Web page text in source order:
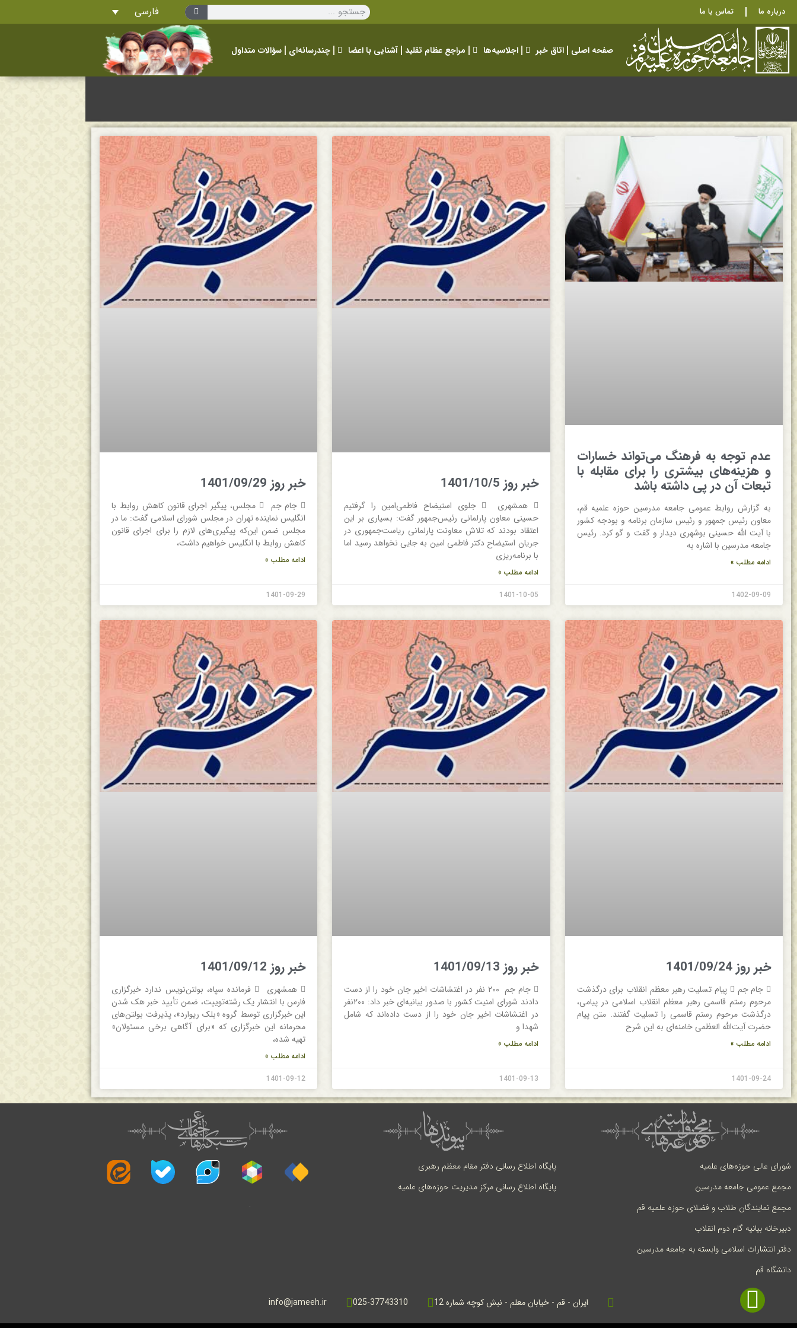
درباره ما تماس با ما فارسی
صفحه اصلی اتاق خبر اجلاسیه‌ها مراجع عظام تقلید آشنایی با اعضا چندرسانه‌ای سؤالات متداول
عدم توجه به فرهنگ می‌تواند خسارات
و هزینه‌های بیشتری را برای مقابله با
تبعات آن در پی داشته باشد
به گزارش روابط عمومی جامعه مدرسین حوزه علمیه قم،
معاون رئیس جمهور و رئیس سازمان برنامه و بودجه کشور
با آیت الله حسینی بوشهری دیدار و گفت و گو کرد. رئیس
جامعه مدرسین با اشاره به
ادامه مطلب »
1402-09-09
خبر روز 1401/10/5
 همشهری  جلوی استیضاح فاطمی‌امین را گرفتیم
حسینی معاون پارلمانی رئیس‌جمهور گفت: بسیاری بر این
اعتقاد بودند که تلاش معاونت پارلمانی ریاست‌جمهوری در
جریان استیضاح دکتر فاطمی امین به جایی نخواهد رسید اما
با برنامه‌ریزی
ادامه مطلب »
1401-10-05
خبر روز 1401/09/29
 جام جم  مجلس، پیگیر اجرای قانون کاهش روابط با
انگلیس نماینده تهران در مجلس شورای اسلامی گفت: ما در
مجلس ضمن این‌که پیگیری‌های لازم را برای اجرای قانون
کاهش روابط با انگلیس خواهیم داشت،
ادامه مطلب »
1401-09-29
خبر روز 1401/09/24
 جام جم  پیام تسلیت رهبر معظم انقلاب برای درگذشت
مرحوم رستم قاسمی رهبر معظم انقلاب اسلامی در پیامی،
درگذشت مرحوم رستم قاسمی را تسلیت گفتند. متن پیام
حضرت آیت‌الله العظمی خامنه‌ای به این شرح
ادامه مطلب »
1401-09-24
خبر روز 1401/09/13
 جام جم ۲۰۰ نفر در اغتشاشات اخیر جان خود را از دست
دادند شورای امنیت کشور با صدور بیانیه‌ای خبر داد: ۲۰۰نفر
در اغتشاشات اخیر جان خود را از دست داده‌اند که شامل
شهدا و
ادامه مطلب »
1401-09-13
خبر روز 1401/09/12
 همشهری  فرمانده سپاه، بولتن‌نویس ندارد خبرگزاری
فارس با انتشار یک رشته‌توییت، ضمن تأیید خبر هک شدن
این خبرگزاری توسط گروه «بلک ریوارد»، پذیرفت بولتن‌های
محرمانه این خبرگزاری که «برای آگاهی برخی مسئولان»
تهیه شده،
ادامه مطلب »
1401-09-12
شورای عالی حوزه‌های علمیه
مجمع عمومی جامعه مدرسین
مجمع نمایندگان طلاب و فضلای حوزه علمیه قم
دبیرخانه بیانیه گام دوم انقلاب
دفتر انتشارات اسلامی وابسته به جامعه مدرسین
دانشگاه قم
پایگاه اطلاع رسانی دفتر مقام معظم رهبری
پایگاه اطلاع رسانی مرکز مدیریت حوزه‌های علمیه
ایران - قم - خیابان معلم - نبش کوچه شماره 12 025-37743310
info@jameeh.ir